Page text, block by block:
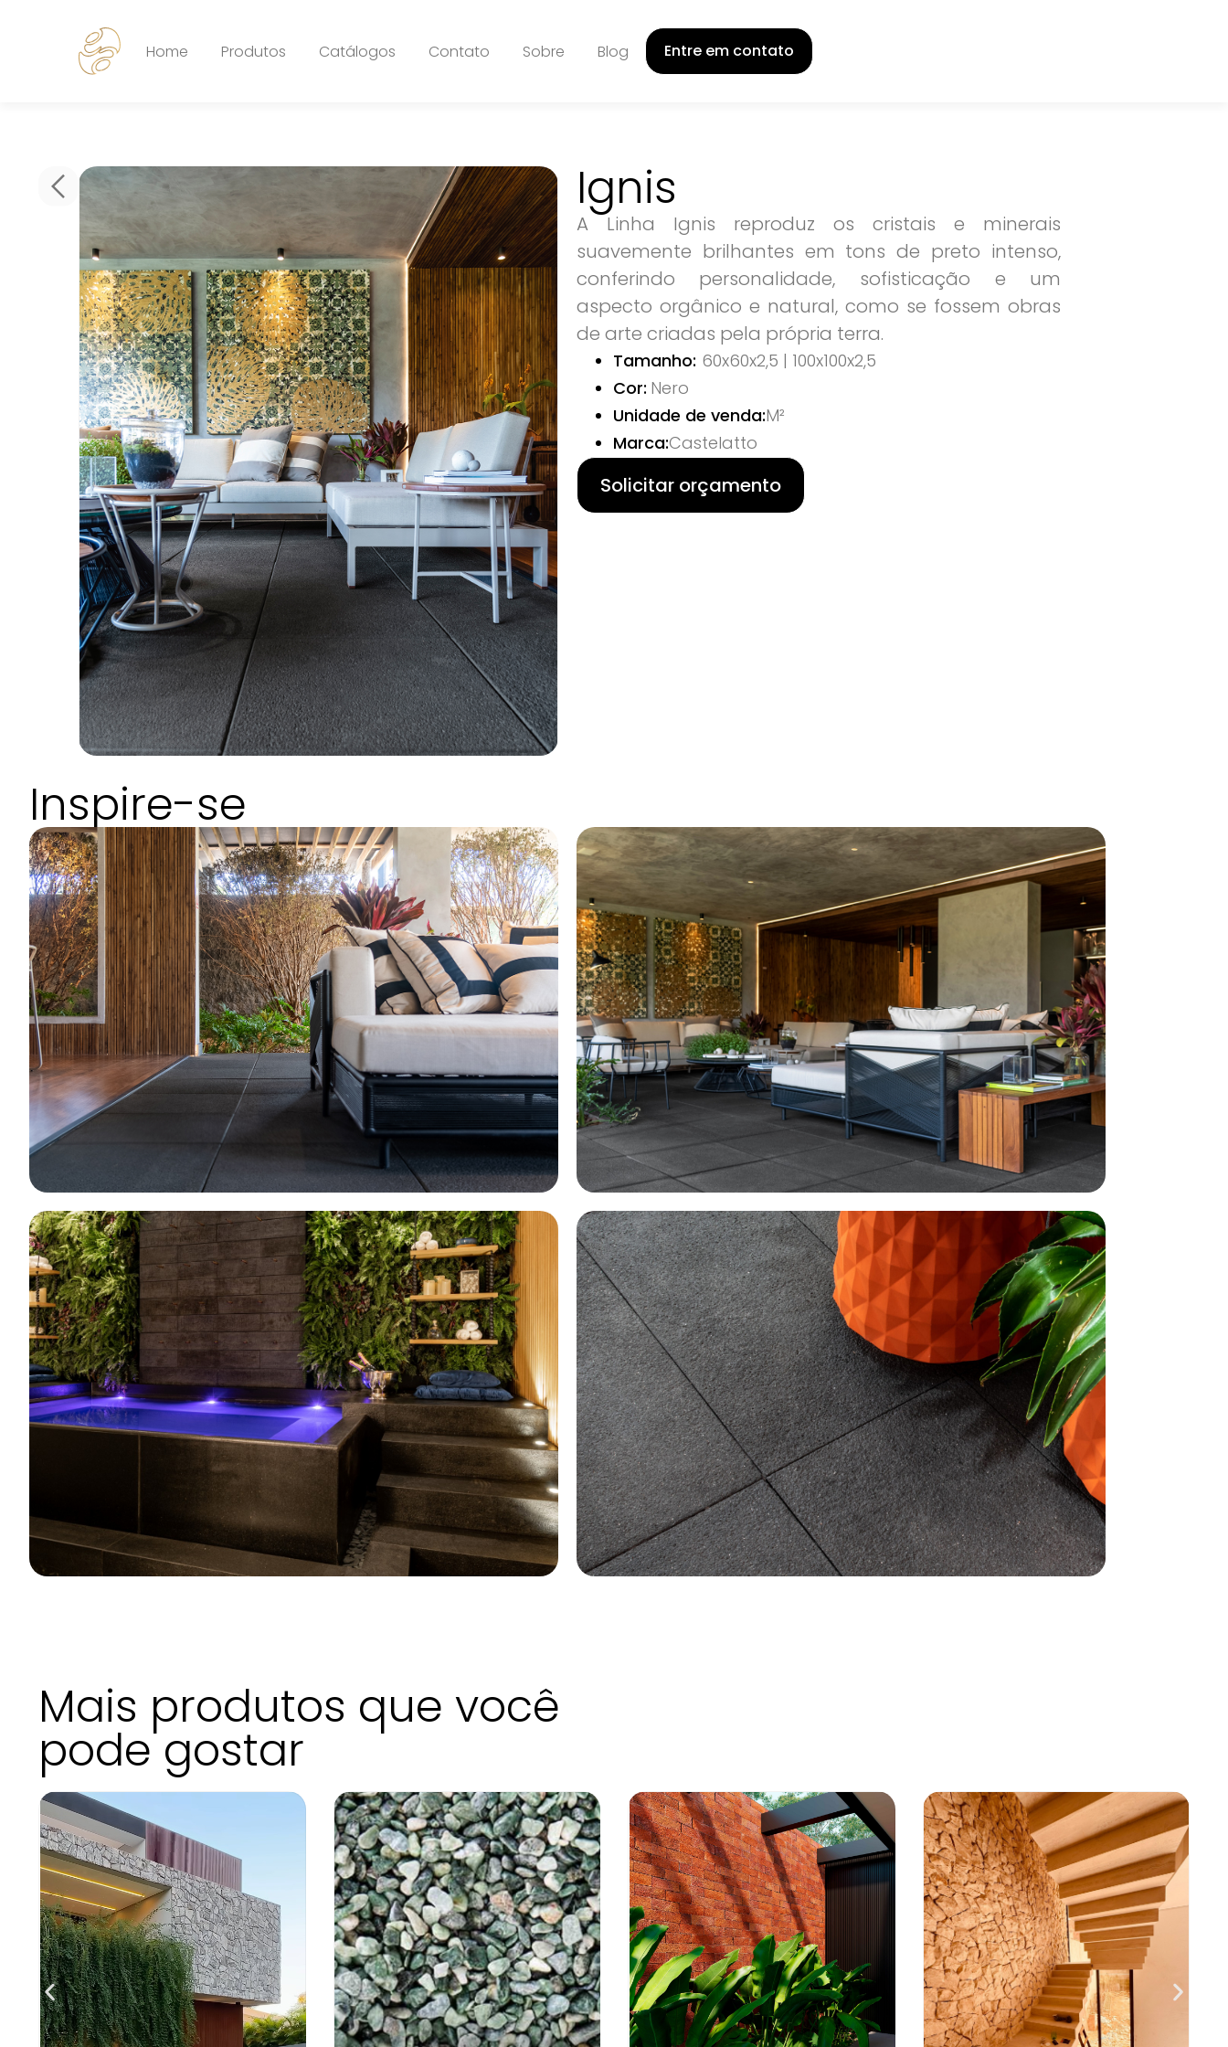
Home Produtos Catálogos Contato Sobre Blog Entre em contato
Tamanho: 60x60x2,5 | 100x100x2,5
Cor: Nero
Unidade de venda:M²
Marca:Castelatto
Solicitar orçamento
Ignis
A Linha Ignis reproduz os cristais e minerais
suavemente brilhantes em tons de preto intenso,
conferindo personalidade, sofisticação e um
aspecto orgânico e natural, como se fossem obras
de arte criadas pela própria terra.
Inspire-se
Mais produtos que você
pode gostar